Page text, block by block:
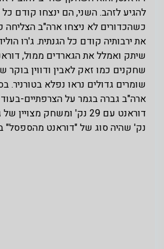
להגיע לזהב. השני, הם ינצחו קודם
כשהכדורים לא ניצחו ארה"ב
את ירבותיה קודם כל הגנתית. ג'רו
שיתק ואמלל את הגארדים ממול,
שחקנים כמו זאק לאבין ודווין בוקר
שומרים גדולים נראו נפלא
ארה"ב גברה בגמר על הצרפתיים-
נק' שהיה סוג של "דוראנט מהספסל"